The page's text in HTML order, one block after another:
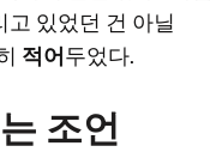
고 있었던 건 아닐
적어 두었다.
조언